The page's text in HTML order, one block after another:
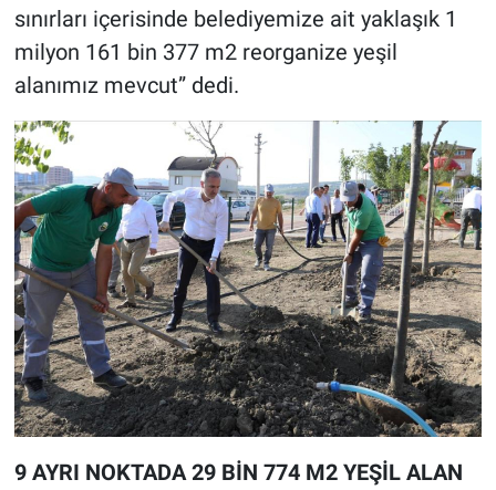
sınırları içerisinde belediyemize ait yaklaşık 1
milyon 161 bin 377 m2 reorganize yeşil
alanımız mevcut” dedi.
9 AYRI NOKTADA 29 BİN 774 M2 YEŞİL ALAN